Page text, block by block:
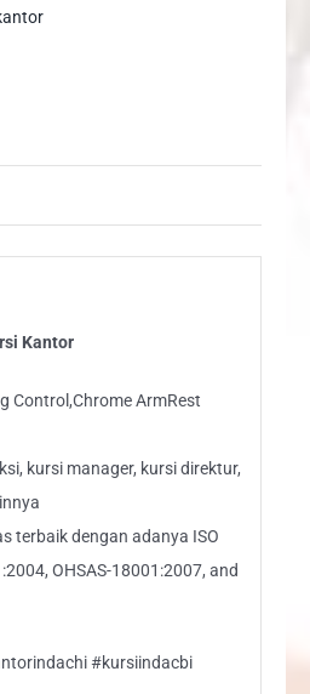
Kantor
Control,Chrome ArmRest
kursi manager, kursi direktur,
terbaik dengan adanya ISO
OHSAS-18001:2007, and
#kursiindacbi